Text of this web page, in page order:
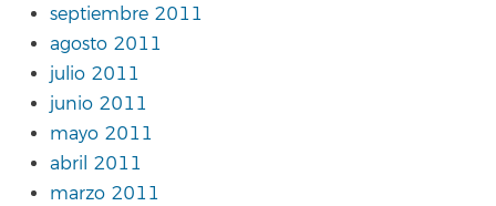
septiembre 2011
agosto 2011
julio 2011
junio 2011
mayo 2011
abril 2011
marzo 2011